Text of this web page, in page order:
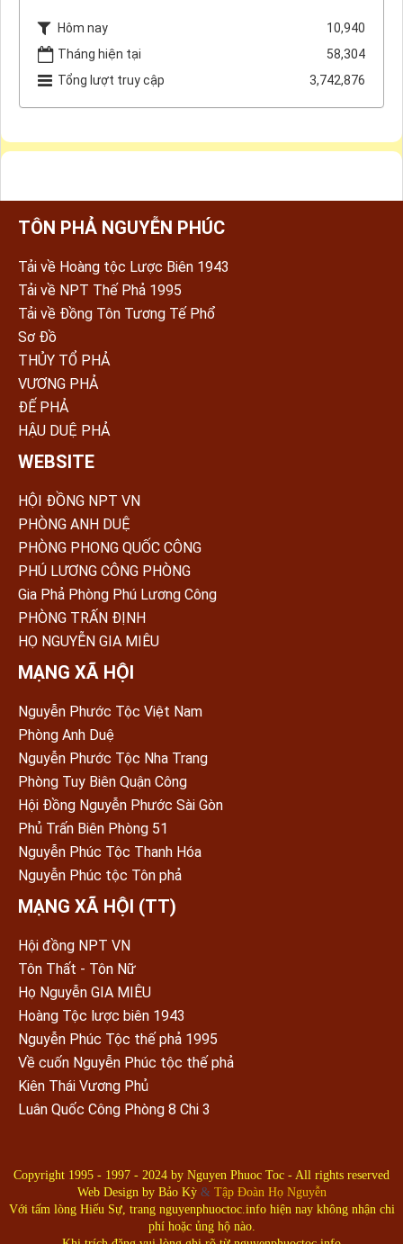
Hôm nay
10,940
Tháng hiện tại
58,304
Tổng lượt truy cập
3,742,876
TÔN PHẢ NGUYỄN PHÚC
Tải về Hoàng tộc Lược Biên 1943
Tải về NPT Thế Phả 1995
Tải về Đồng Tôn Tương Tế Phổ
Sơ Đồ
THỦY TỔ PHẢ
VƯƠNG PHẢ
ĐẾ PHẢ
HẬU DUỆ PHẢ
WEBSITE
HỘI ĐỒNG NPT VN
PHÒNG ANH DUỆ
PHÒNG PHONG QUỐC CÔNG
PHÚ LƯƠNG CÔNG PHÒNG
Gia Phả Phòng Phú Lương Công
PHÒNG TRẤN ÐỊNH
HỌ NGUYỄN GIA MIÊU
MẠNG XÃ HỘI
Nguyễn Phước Tộc Việt Nam
Phòng Anh Duệ
Nguyễn Phước Tộc Nha Trang
Phòng Tuy Biên Quận Công
Hội Đồng Nguyễn Phước Sài Gòn
Phủ Trấn Biên Phòng 51
Nguyễn Phúc Tộc Thanh Hóa
Nguyễn Phúc tộc Tôn phả
MẠNG XÃ HỘI (TT)
Hội đồng NPT VN
Tôn Thất - Tôn Nữ
Họ Nguyễn GIA MIÊU
Hoàng Tộc lược biên 1943
Nguyễn Phúc Tộc thế phả 1995
Về cuốn Nguyễn Phúc tộc thế phả
Kiên Thái Vương Phủ
Luân Quốc Công Phòng 8 Chi 3
Copyright 1995 - 1997 - 2024 by Nguyen Phuoc Toc - All rights reserved
Web Design by Bảo Kỳ& Tập Đoàn Họ Nguyễn
Với tấm lòng Hiếu Sự, trang nguyenphuoctoc.info hiện nay không nhận chi
phí hoặc ủng hộ nào.